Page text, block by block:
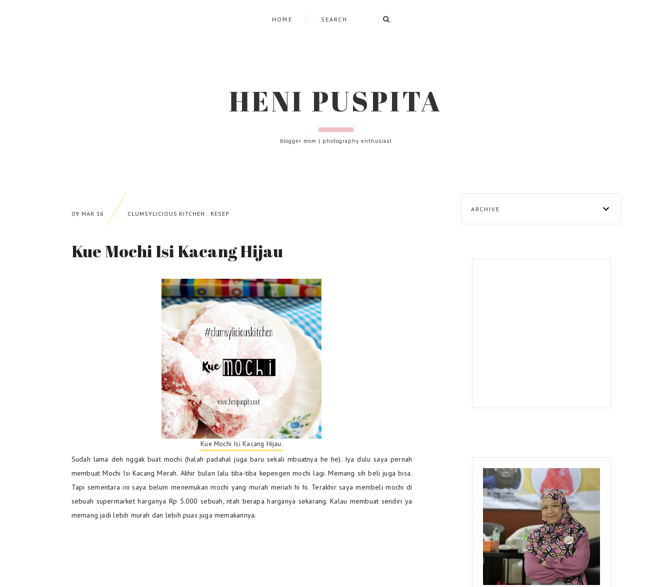
HOME
HENI PUSPITA
blogger mom | photography enthusiast
09 MAR 16 CLUMSYLICIOUS KITCHEN . RESEP
Kue Mochi Isi Kacang Hijau
Kue Mochi Isi Kacang Hijau.
Sudah lama deh nggak buat mochi (halah padahal juga baru sekali mbuatnya he he). Iya dulu saya pernah
membuat Mochi Isi Kacang Merah. Akhir bulan lalu tiba-tiba kepengen mochi lagi. Memang sih beli juga bisa.
Tapi sementara ini saya belum menemukan mochi yang murah meriah hi hi. Terakhir saya membeli mochi di
sebuah supermarket harganya Rp 5.000 sebuah, ntah berapa harganya sekarang. Kalau membuat sendiri ya
memang jadi lebih murah dan lebih puas juga memakannya.
ARCHIVE